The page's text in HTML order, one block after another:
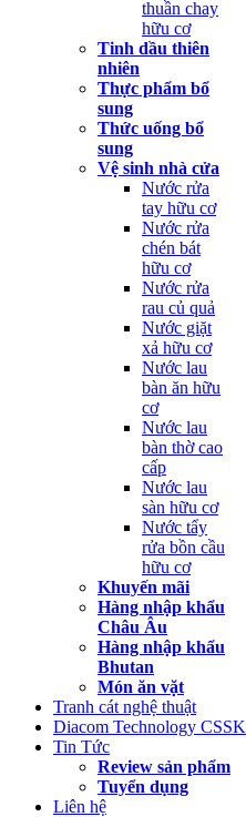
thuần chay
hữu cơ
Tinh dầu thiên
nhiên
Thực phẩm bổ
sung
Thức uống bổ
sung
Vệ sinh nhà cửa
Nước rửa
tay hữu cơ
Nước rửa
chén bát
hữu cơ
Nước rửa
rau củ quả
Nước giặt
xả hữu cơ
Nước lau
bàn ăn hữu
cơ
Nước lau
bàn thờ cao
cấp
Nước lau
sàn hữu cơ
Nước tẩy
rửa bồn cầu
hữu cơ
Khuyến mãi
Hàng nhập khẩu
Châu Âu
Hàng nhập khẩu
Bhutan
Món ăn vặt
Tranh cát nghệ thuật
Diacom Technology CSSK
Tin Tức
Review sản phẩm
Tuyển dụng
Liên hệ